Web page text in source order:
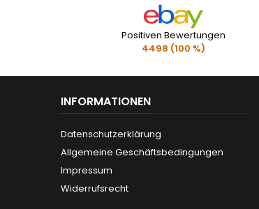
Positiven Bewertungen
4498 (100 %)
INFORMATIONEN
Datenschutzerklärung
Allgemeine Geschäftsbedingungen
Impressum
Widerrufsrecht